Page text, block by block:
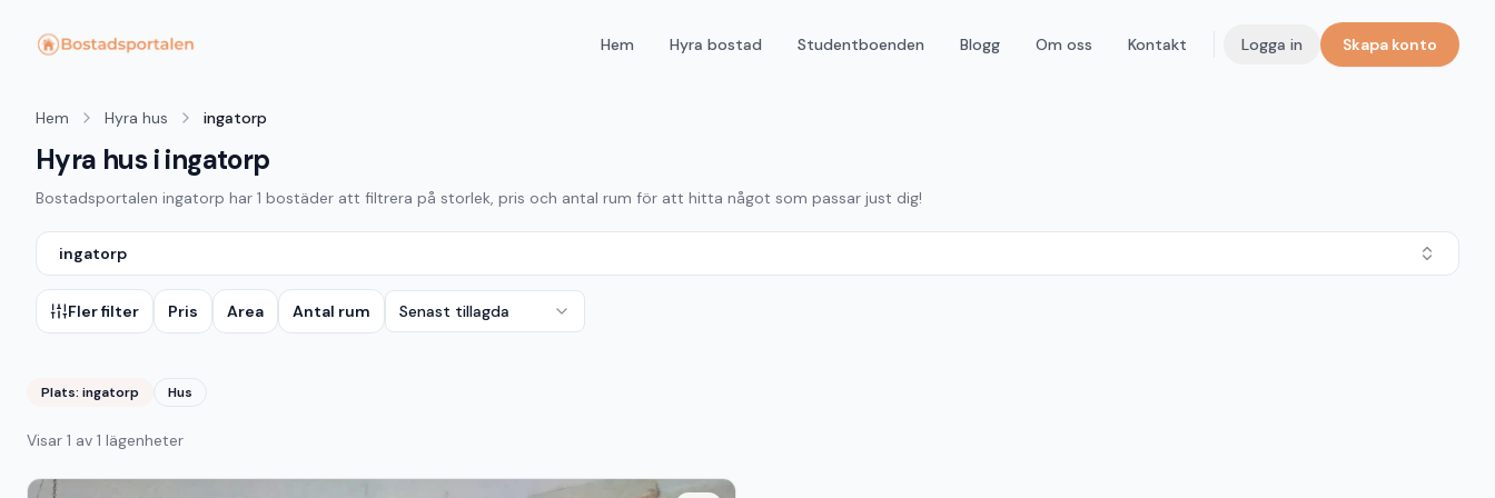
Hem Hyra bostad Studentboenden Blogg Om oss Kontakt Logga in Skapa konto
Hem Hyra hus ingatorp
Hyra hus i ingatorp
Bostadsportalen ingatorp har 1 bostäder att filtrera på storlek, pris och antal rum för att hitta något som passar just dig!
ingatorp
Fler filter Pris Area Antal rum Senast tillagda
Plats: ingatorp Hus
Visar 1 av 1 lägenheter